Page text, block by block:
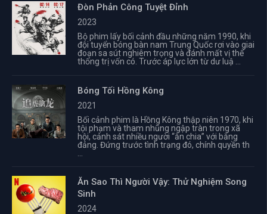
Đòn Phản Công Tuyệt Đỉnh
2023
Bộ phim lấy bối cảnh đầu những năm 1990, khi
đội tuyển bóng bàn nam Trung Quốc rơi vào giai
đoạn sa sút nghiêm trọng và đánh mất vị thế
thống trị vốn có. Trước áp lực lớn từ dư luậ ...
Bóng Tối Hồng Kông
2021
Bối cảnh phim là Hồng Kông thập niên 1970, khi
tội phạm và tham nhũng ngập tràn trong xã
hội, cảnh sát nhiều người “ăn chia” với băng
đảng. Đứng trước tình trạng đó, chính quyền th
Ăn Sao Thì Người Vậy: Thử Nghiệm Song
Sinh
2024